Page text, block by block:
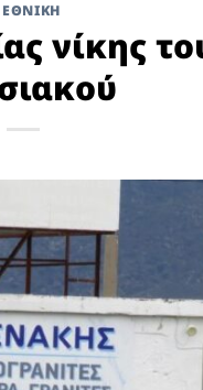
ΕΘΝΙΚΉ
νίκης